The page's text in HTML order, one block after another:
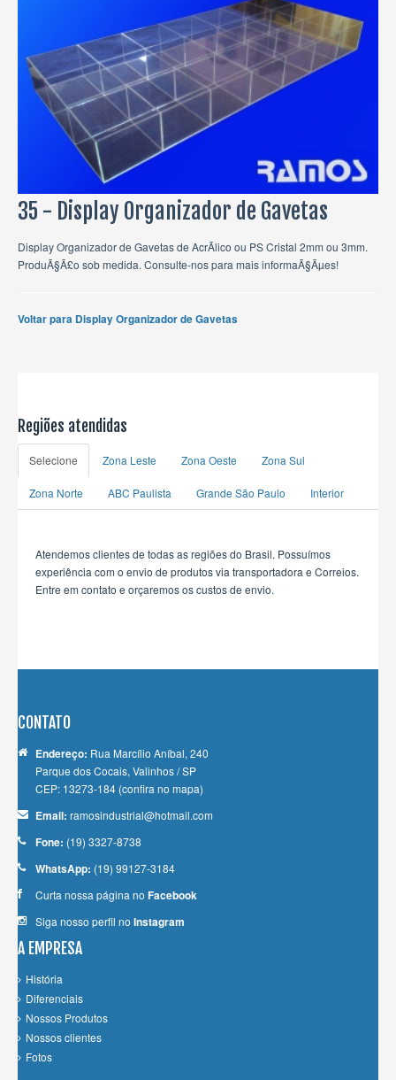
35 - Display Organizador de Gavetas
Display Organizador de Gavetas de AcrÃ­lico ou PS Cristal 2mm ou 3mm.
ProduÃ§Ã£o sob medida. Consulte-nos para mais informaÃ§Ãµes!
Voltar para Display Organizador de Gavetas
Regiões atendidas
Selecione Zona Leste Zona Oeste Zona Sul
Zona Norte ABC Paulista Grande São Paulo Interior
Atendemos clientes de todas as regiões do Brasil. Possuímos
experiência com o envio de produtos via transportadora e Correios.
Entre em contato e orçaremos os custos de envio.
CONTATO
Endereço: Rua Marcílio Aníbal, 240
Parque dos Cocais, Valinhos / SP
CEP: 13273-184 (confira no mapa)
Email: ramosindustrial@hotmail.com
Fone: (19) 3327-8738
WhatsApp: (19) 99127-3184
Curta nossa página no Facebook
Siga nosso perfil no Instagram
A EMPRESA
História
Diferenciais
Nossos Produtos
Nossos clientes
Fotos